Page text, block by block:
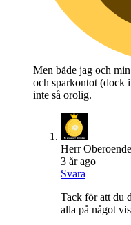
Men både jag och
och sparkontot (dock
inte så orolig.
Herr Oberoende
3 år ago
Svara
Tack för att du
alla på något vis